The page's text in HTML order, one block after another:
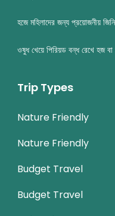
হজে মহিলাদের জন্য প্রয়োজনীয়
ওষুধ খেয়ে পিরিয়ড বন্ধ রেখে হজ বা
Trip Types
Nature Friendly
Nature Friendly
Budget Travel
Budget Travel